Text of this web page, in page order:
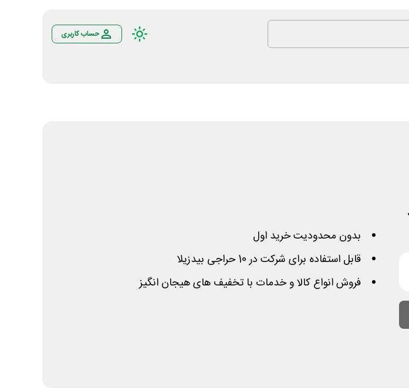
حساب کاربری
بدون محدودیت خرید اول
قابل استفاده برای شرکت در 10 حراجی بیدزیلا
فروش انواع کالا و خدمات با تخفیف های هیجان انگیز